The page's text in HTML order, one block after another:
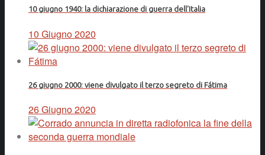
10 giugno 1940: la dichiarazione di guerra dell'Italia
10 Giugno 2020
26 giugno 2000: viene divulgato il terzo segreto di Fátima
26 Giugno 2020